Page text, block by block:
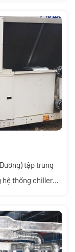
sự cố như giảm
hỏng nghiêm
tập trung
hệ thống chiller
về chi phí và